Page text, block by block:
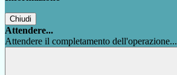
Chiudi
Attendere...
Attendere il completamento dell'operazione...